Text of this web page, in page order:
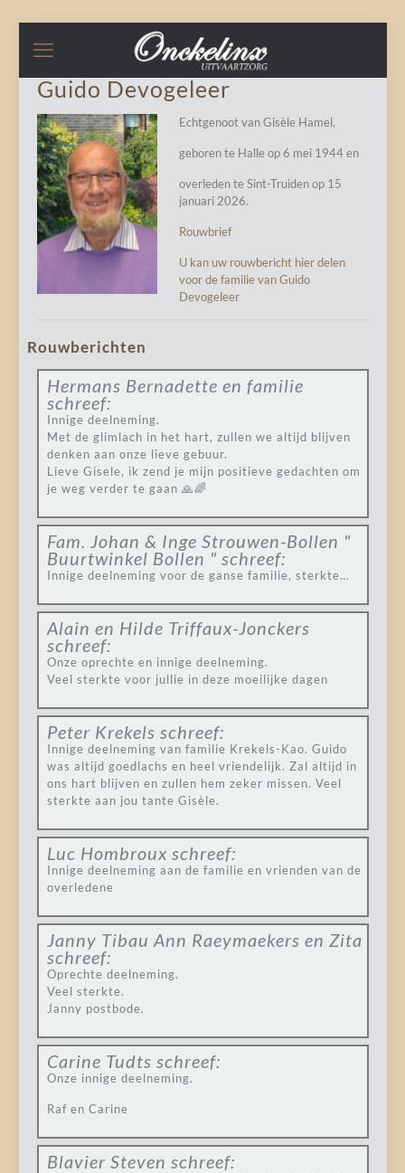
Guido Devogeleer
Echtgenoot van Gisèle Hamel,
geboren te Halle op 6 mei 1944 en
overleden te Sint-Truiden op 15
januari 2026.
Rouwbrief
U kan uw rouwbericht hier delen
voor de familie van Guido
Devogeleer
Rouwberichten
Hermans Bernadette en familie
schreef:
Innige deelneming.
Met de glimlach in het hart, zullen we altijd blijven
denken aan onze lieve gebuur.
Lieve Gisele, ik zend je mijn positieve gedachten om
je weg verder te gaan 🙏🌈
Fam. Johan & Inge Strouwen-Bollen "
Buurtwinkel Bollen " schreef:
Innige deelneming voor de ganse familie, sterkte…
Alain en Hilde Triffaux-Jonckers
schreef:
Onze oprechte en innige deelneming.
Veel sterkte voor jullie in deze moeilijke dagen
Peter Krekels schreef:
Innige deelneming van familie Krekels-Kao. Guido
was altijd goedlachs en heel vriendelijk. Zal altijd in
ons hart blijven en zullen hem zeker missen. Veel
sterkte aan jou tante Gisèle.
Luc Hombroux schreef:
Innige deelneming aan de familie en vrienden van de
overledene
Janny Tibau Ann Raeymaekers en Zita
schreef:
Oprechte deelneming.
Veel sterkte.
Janny postbode.
Carine Tudts schreef:
Onze innige deelneming.
Raf en Carine
Blavier Steven schreef: